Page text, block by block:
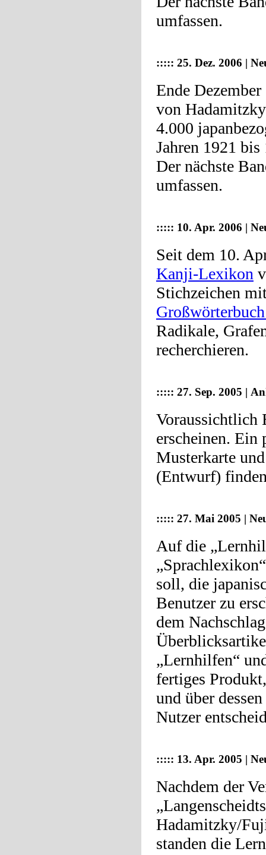
umfassen.
::::: 25. Dez. 2006 |
Ende
von
4.000
Jahren 1921 bis
Der nächste
umfassen.
::::: 10. Apr. 2006 |
Seit dem 10.
Kanji-Lexikon
Stichzeichen
Radikale,
recherchieren.
::::: 27. Sep. 2005 |
Voraussichtlich
erscheinen. Ein
Musterkarte
(Entwurf)
::::: 27. Mai 2005 |
Auf die
soll, die
Benutzer zu
dem
„Lernhilfen“
fertiges
und über
Nutzer
::::: 13. Apr. 2005 |
Nachdem der
Hadamitzky/
standen die